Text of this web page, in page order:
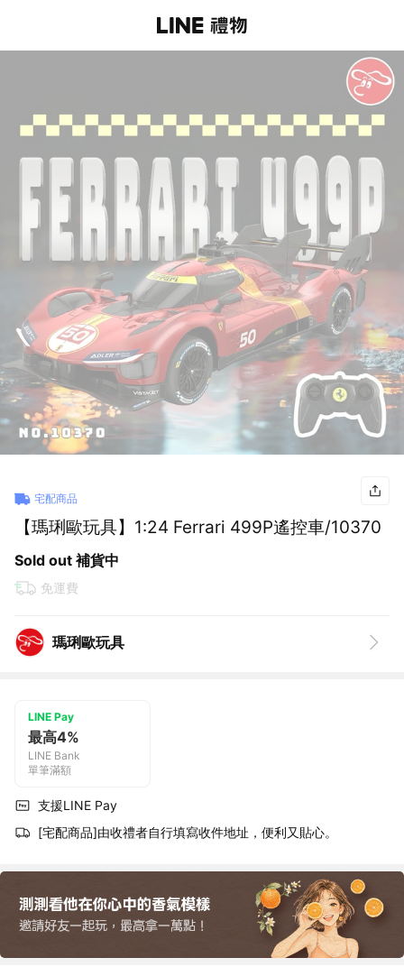
宅配商品
【瑪琍歐玩具】1:24 Ferrari 499P遙控車/10370
Sold out 補貨中
免運費
瑪琍歐玩具
LINE Pay
最高4%
LINE Bank
單筆滿額
支援LINE Pay
[宅配商品]由收禮者自行填寫收件地址，便利又貼心。